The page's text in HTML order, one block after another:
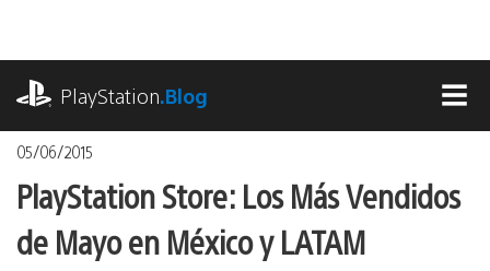
contenido
PlayStation.Blog
05/06/2015
PlayStation Store: Los Más Vendidos
de Mayo en México y LATAM